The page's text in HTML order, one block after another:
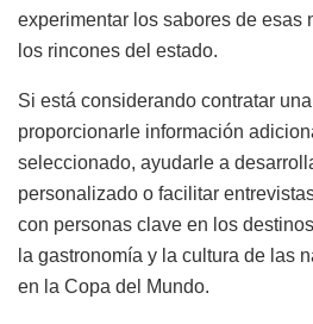
experimentar los sabores de esas
los rincones del estado.
Si está considerando contratar
proporcionarle información
seleccionado, ayudarle a
personalizado o facilitar
con personas clave en los
la gastronomía y la cultura de las
en la Copa del Mundo.